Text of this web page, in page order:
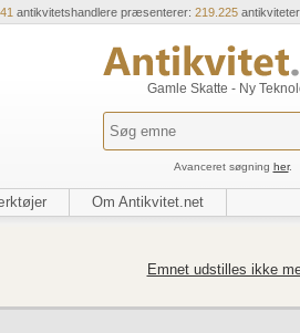
41 antikvitetshandlere præsenterer: 219.225antikviteter
Gamle Skatte - Ny
Avanceret søgning her.
Om Antikvitet.net
Emnet udstilles ikke